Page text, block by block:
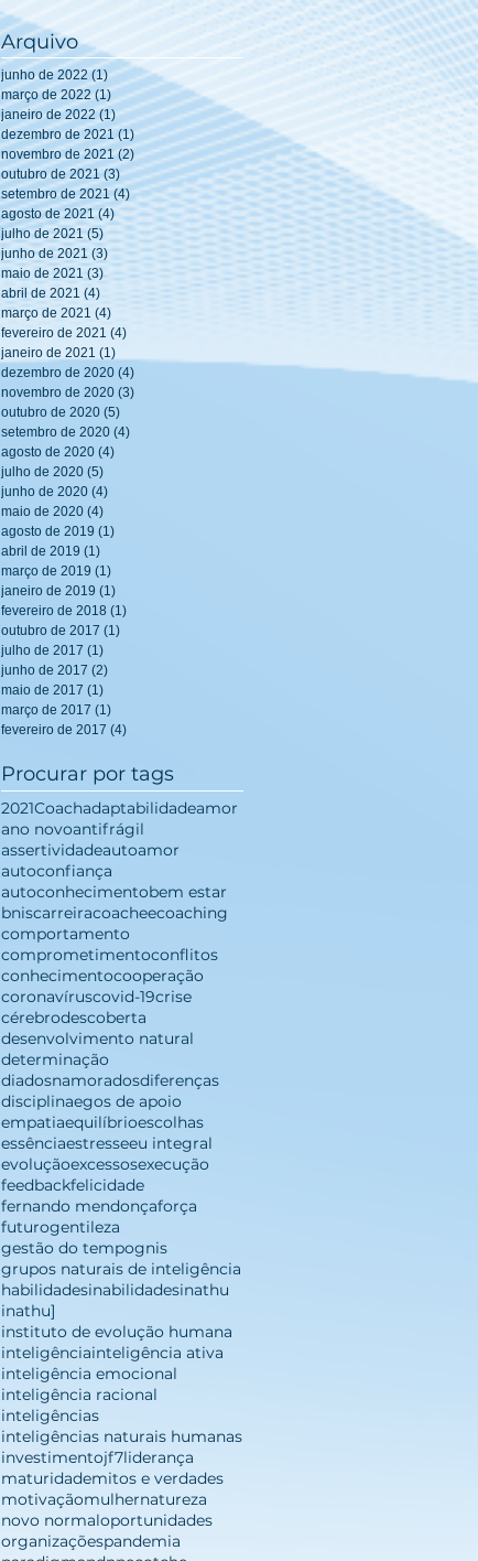
Arquivo
junho de 2022 (1)1 post
março de 2022 (1)1 post
janeiro de 2022 (1)1 post
dezembro de 2021 (1)1 post
novembro de 2021 (2)2 posts
outubro de 2021 (3)3 posts
setembro de 2021 (4)4 posts
agosto de 2021 (4)4 posts
julho de 2021 (5) 5 posts
junho de 2021 (3) 3 posts
maio de 2021 (3)3 posts
abril de 2021 (4)
março de 2021 (4)
fevereiro de 2021 (4)
janeiro de 2021 (1)
dezembro de 2020 (4)
novembro de 2020 (3)
outubro de 2020 (5)
setembro de 2020 (4)
agosto de 2020 (4)
julho de 2020 (5)
junho de 2020 (4)
maio de 2020 (4)
agosto de 2019 (1)
abril de 2019 (1)
março de 2019 (1)
janeiro de 2019 (1)
fevereiro de 2018 (1)
outubro de 2017 (1)
julho de 2017 (1)
junho de 2017 (2)
maio de 2017 (1)
março de 2017 (1)
fevereiro de 2017 (4)
Procurar por tags
2021Coachadaptabilidadeamor
ano novoantifrágil
assertividadeautoamor
autoconfiança
autoconhecimentobem estar
bniscarreiracoacheecoaching
comportamento
comprometimentoconflitos
conhecimentocooperação
coronavíruscovid-19crise
cérebrodescoberta
desenvolvimento natural
determinação
diadosnamoradosdiferenças
disciplinaegos de apoio
empatiaequilíbrioescolhas
essênciaestresseeu integral
evoluçãoexcessosexecução
feedbackfelicidade
fernando mendonçaforça
futurogentileza
gestão do tempognis
grupos naturais de inteligência
habilidadesinabilidadesinathu
inathu]
instituto de evolução humana
inteligênciainteligência ativa
inteligência emocional
inteligência racional
inteligências
inteligências naturais humanas
investimentojf7liderança
maturidademitos e verdades
motivaçãomulhernatureza
novo normaloportunidades
organizaçõespandemia